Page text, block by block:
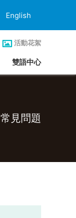
English
活動花絮
雙語中心
常見問題